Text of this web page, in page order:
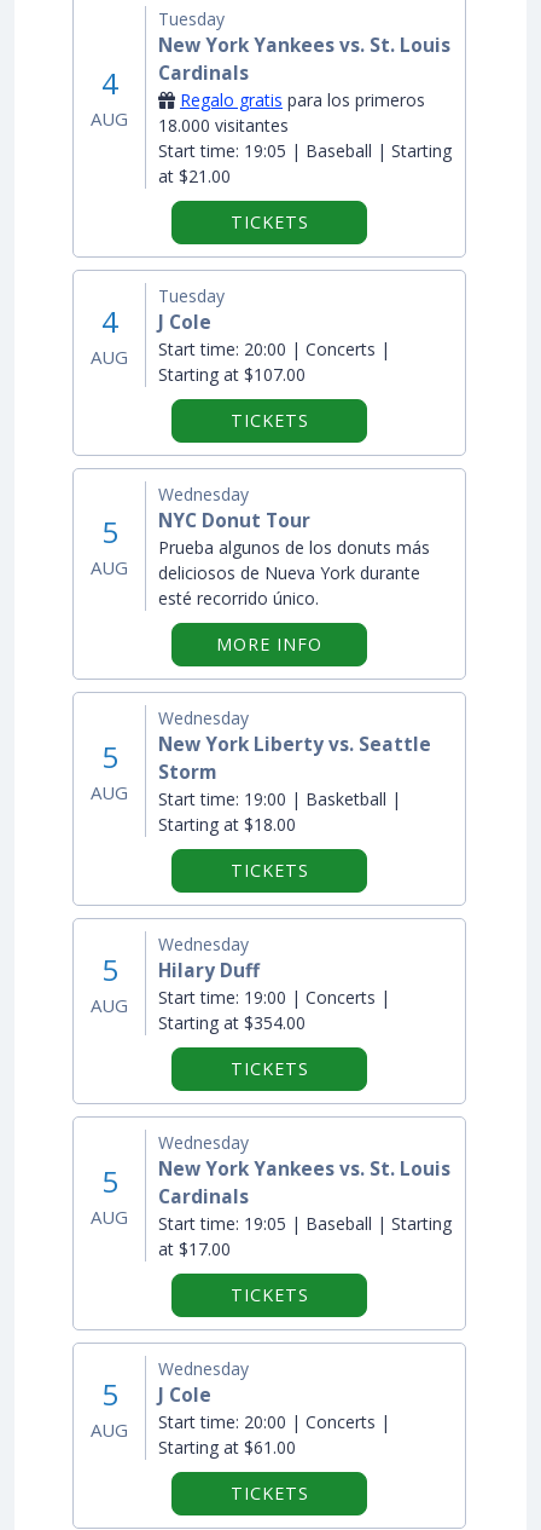
4
AUG
Tuesday
New York Yankees vs. St. Louis
Cardinals
Regalo gratis para los primeros
18.000 visitantes
Start time: 19:05 | Baseball | Starting
at $21.00
TICKETS
4
AUG
Tuesday
J Cole
Start time: 20:00 | Concerts |
Starting at $107.00
TICKETS
5
AUG
Wednesday
NYC Donut Tour
Prueba algunos de los donuts más
deliciosos de Nueva York durante
esté recorrido único.
MORE INFO
5
AUG
Wednesday
New York Liberty vs. Seattle
Storm
Start time: 19:00 | Basketball |
Starting at $18.00
TICKETS
5
AUG
Wednesday
Hilary Duff
Start time: 19:00 | Concerts |
Starting at $354.00
TICKETS
5
AUG
Wednesday
New York Yankees vs. St. Louis
Cardinals
Start time: 19:05 | Baseball | Starting
at $17.00
TICKETS
5
AUG
Wednesday
J Cole
Start time: 20:00 | Concerts |
Starting at $61.00
TICKETS